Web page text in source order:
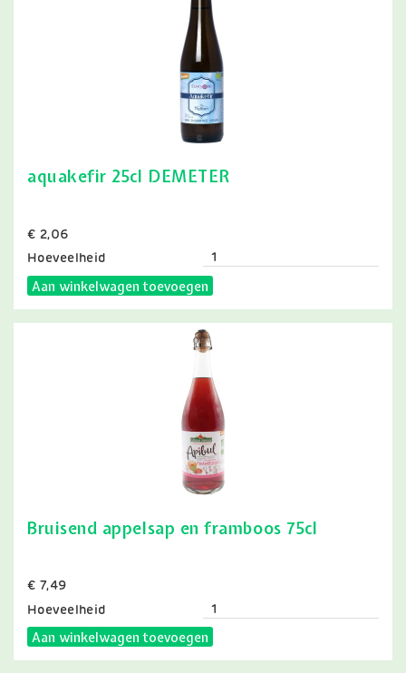
aquakefir 25cl DEMETER
Prijs
€ 2,06
Hoeveelheid
Aan winkelwagen toevoegen
Bruisend appelsap en framboos 75cl
Prijs
€ 7,49
Hoeveelheid
Aan winkelwagen toevoegen